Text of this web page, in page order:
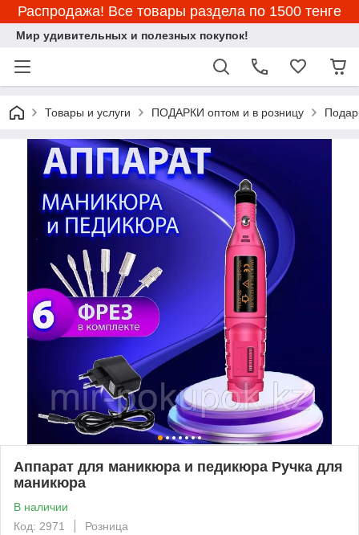
Распродажа! Все товары раздела по 1500 тенге
Мир удивительных и полезных покупок!
Товары и услуги ПОДАРКИ оптом и в розницу
Аппарат для маникюра и педикюра Ручка для
маникюра
В наличии
Код: 2971
Розница